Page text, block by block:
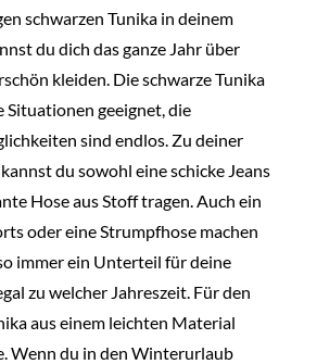
schwarzen Tunika in deinem
du dich das ganze Jahr über
kleiden. Die schwarze Tunika
Situationen geeignet, die
sind endlos. Zu deiner
du sowohl eine schicke Jeans
Hose aus Stoff tragen. Auch ein
oder eine Strumpfhose machen
immer ein Unterteil für deine
zu welcher Jahreszeit. Für den
aus einem leichten Material
Wenn du in den Winterurlaub